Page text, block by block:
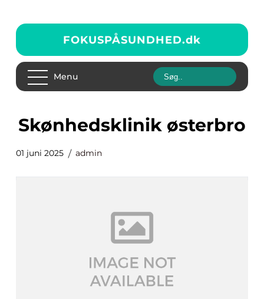
FOKUSPÅSUNDHED.dk
Menu
skønhedsklinik østerbro
01 juni 2025 admin